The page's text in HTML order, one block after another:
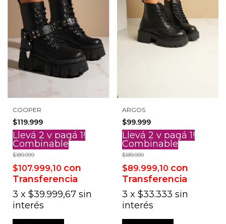
COOPER
$119.999
Llevá 2 y pagá 1!
Combinable
$189.999
$107.999,10 con
Transferencia
3 x $39.999,67 sin
interés
ARGOS
$99.999
Llevá 2 y pagá 1!
Combinable
$189.999
$89.999,10 con
Transferencia
3 x $33.333 sin
interés